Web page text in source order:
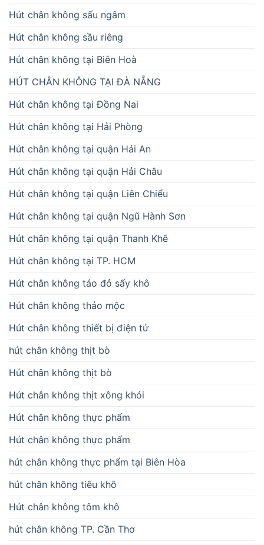
Hút chân không sấu ngâm
Hút chân không sầu riêng
Hút chân không tại Biên Hoà
HÚT CHÂN KHÔNG TẠI ĐÀ NẴNG
Hút chân không tại Đồng Nai
Hút chân không tại Hải Phòng
Hút chân không tại quận Hải An
Hút chân không tại quận Hải Châu
Hút chân không tại quận Liên Chiểu
Hút chân không tại quận Ngũ Hành Sơn
Hút chân không tại quận Thanh Khê
Hút chân không tại TP. HCM
Hút chân không táo đỏ sấy khô
Hút chân không thảo mộc
Hút chân không thiết bị điện tử
hút chân không thịt bò
Hút chân không thịt bò
Hút chân không thịt xông khói
Hút chân không thực phẩm
Hút chân không thực phẩm
hút chân không thực phẩm tại Biên Hòa
hút chân không tiêu khô
Hút chân không tôm khô
hút chân không TP. Cần Thơ